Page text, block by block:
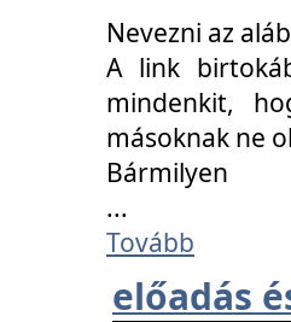
Nevezni az
A link
mindenkit,
másoknak ne
Bármilyen
...
Tovább
előadás